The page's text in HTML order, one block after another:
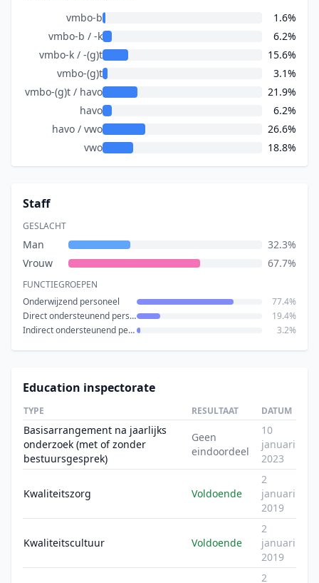
vmbo-b
1.6%
vmbo-b / -k
6.2%
vmbo-k / -(g)t
15.6%
vmbo-(g)t
3.1%
vmbo-(g)t / havo
21.9%
havo
6.2%
havo / vwo
26.6%
vwo
18.8%
Staff
GESLACHT
Man
32.3%
Vrouw
67.7%
FUNCTIEGROEPEN
Onderwijzend personeel
77.4%
Direct ondersteunend personeel
19.4%
Indirect ondersteunend personeel
3.2%
Education inspectorate
TYPE RESULTAAT DATUM
Basisarrangement na jaarlijks
onderzoek (met of zonder
bestuursgesprek)
Geen
eindoordeel
10
januari
2023
Kwaliteitszorg Voldoende
2
januari
2019
Kwaliteitscultuur Voldoende
2
januari
2019
2